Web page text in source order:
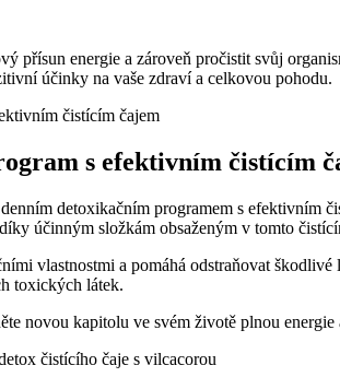
přísun energie a zároveň pročistit svůj
účinky na vaše zdraví a celkovou pohodu.
s efektivním čistícím
detoxikačním programem s efektivním
účinným složkám obsaženým v tomto
vlastnostmi a pomáhá odstraňovat
toxických látek.
novou kapitolu ve svém životě plnou energie